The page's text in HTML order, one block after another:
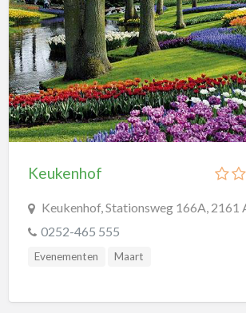
Midgetgolf
Paintball
Schaatsbanen
Skate & Skeeler
Skihallen
Watersport
Zwembaden
Steden
Wellness
Winkelen
Keukenhof
Keukenhof, Stationsweg 166A, 2161
0252-465 555
Evenementen Maart